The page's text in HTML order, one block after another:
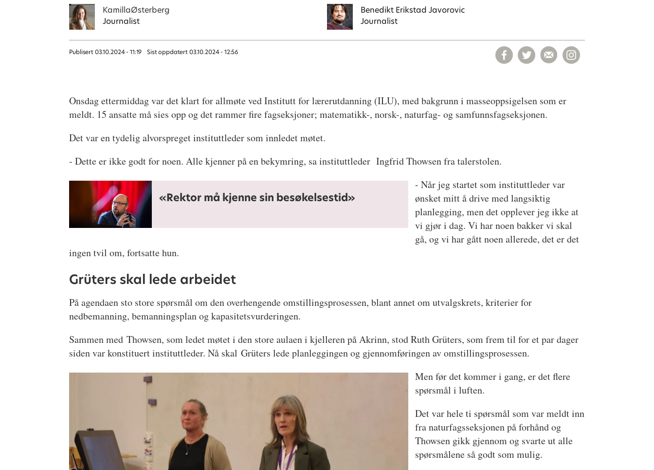
KamillaØsterberg
Journalist
Benedikt Erikstad Javorovic
Journalist
Publisert 03.10.2024 - 11:19 Sist oppdatert 03.10.2024 - 12:56
Onsdag ettermiddag var det klart for allmøte ved Institutt for lærerutdanning (ILU), med bakgrunn i masseoppsigelsen som er
meldt. 15 ansatte må sies opp og det rammer fire fagseksjoner; matematikk-, norsk-, naturfag- og samfunnsfagseksjonen.
Det var en tydelig alvorspreget instituttleder som innledet møtet.
- Dette er ikke godt for noen. Alle kjenner på en bekymring, sa instituttleder Ingfrid Thowsen fra talerstolen.
«Rektor må kjenne sin besøkelsestid»
- Når jeg startet som instituttleder var
ønsket mitt å drive med langsiktig
planlegging, men det opplever jeg ikke at
vi gjør i dag. Vi har noen bakker vi skal
gå, og vi har gått noen allerede, det er det
ingen tvil om, fortsatte hun.
Grüters skal lede arbeidet
På agendaen sto store spørsmål om den overhengende omstillingsprosessen, blant annet om utvalgskrets, kriterier for
nedbemanning, bemanningsplan og kapasitetsvurderingen.
Sammen med Thowsen, som ledet møtet i den store aulaen i kjelleren på Akrinn, stod Ruth Grüters, som frem til for et par dager
siden var konstituert instituttleder. Nå skal Grüters lede planleggingen og gjennomføringen av omstillingsprosessen.
Men før det kommer i gang, er det flere
spørsmål i luften.
Det var hele ti spørsmål som var meldt inn
fra naturfagsseksjonen på forhånd og
Thowsen gikk gjennom og svarte ut alle
spørsmålene så godt som mulig.